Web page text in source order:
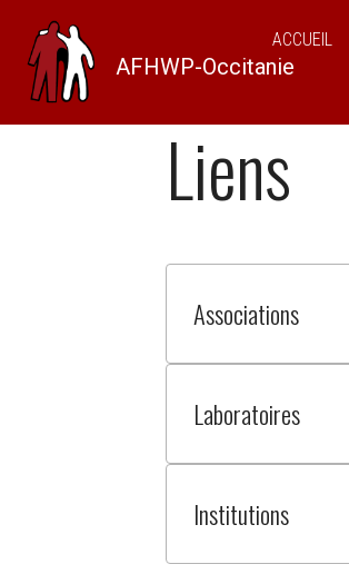
AFHWP-Occitanie
ACCUEIL
Liens
Associations
Laboratoires
Institutions